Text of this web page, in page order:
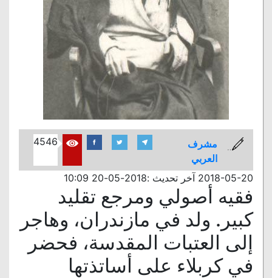
مشرف
العربي
4546
2018-05-20 آخر تحديث :2018-05-20 10:09
فقيه أصولي ومرجع تقليد
كبير. ولد في مازندران، وهاجر
إلى العتبات المقدسة، فحضر
في كربلاء على أساتذتها